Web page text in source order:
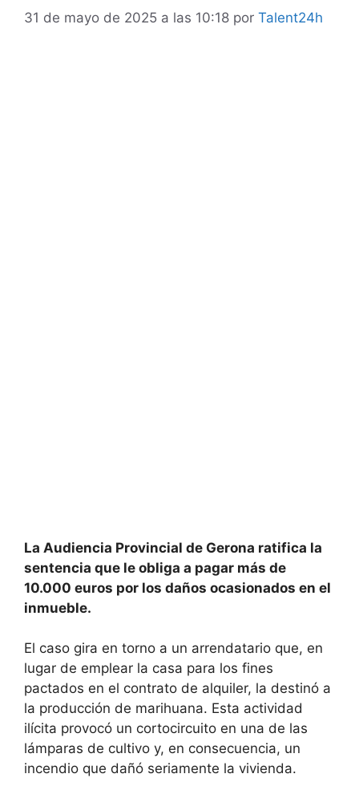
31 de mayo de 2025 a las 10:18 por Talent24h
La Audiencia Provincial de Gerona ratifica la
sentencia que le obliga a pagar más de
10.000 euros por los daños ocasionados en el
inmueble.
El caso gira en torno a un arrendatario que, en
lugar de emplear la casa para los fines
pactados en el contrato de alquiler, la destinó a
la producción de marihuana. Esta actividad
ilícita provocó un cortocircuito en una de las
lámparas de cultivo y, en consecuencia, un
incendio que dañó seriamente la vivienda.